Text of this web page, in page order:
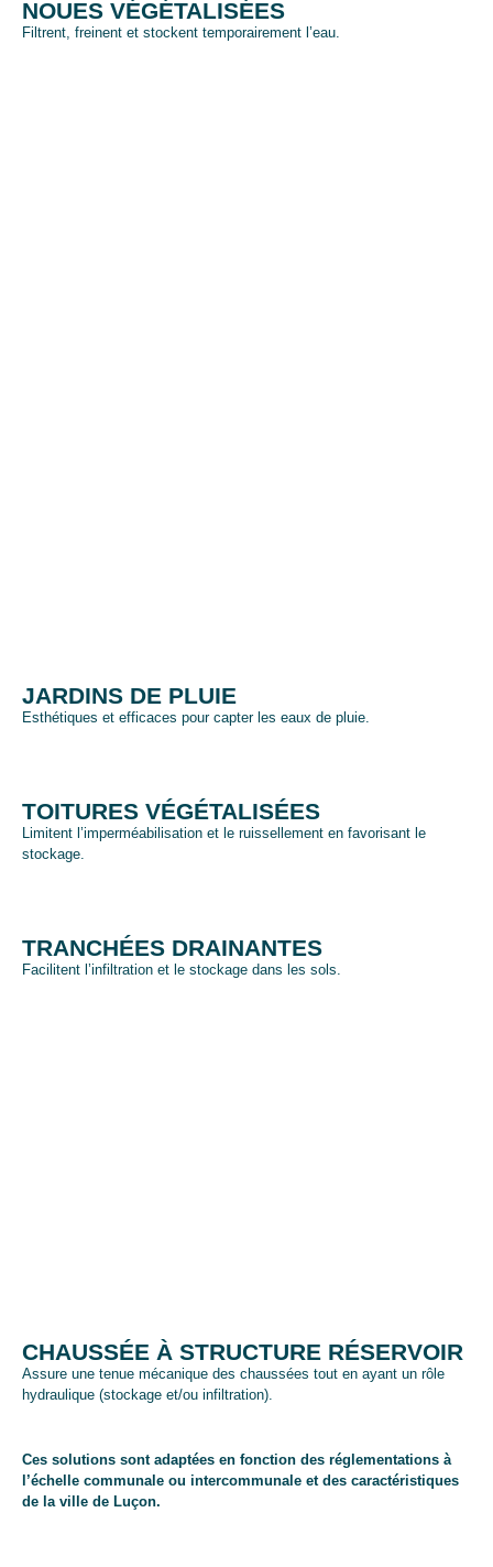
NOUES VÉGÉTALISÉES
Filtrent, freinent et stockent temporairement l’eau.
JARDINS DE PLUIE
Esthétiques et efficaces pour capter les eaux de pluie.
TOITURES VÉGÉTALISÉES
Limitent l’imperméabilisation et le ruissellement en favorisant le
stockage.
TRANCHÉES DRAINANTES
Facilitent l’infiltration et le stockage dans les sols.
CHAUSSÉE À STRUCTURE RÉSERVOIR
Assure une tenue mécanique des chaussées tout en ayant un rôle
hydraulique (stockage et/ou infiltration).
Ces solutions sont adaptées en fonction des réglementations à
l’échelle communale ou intercommunale et des caractéristiques
de la ville de Luçon.